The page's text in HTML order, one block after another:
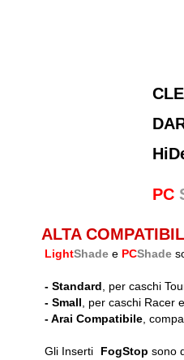
PC
ALTA
LightShade e PCShade
- Standard , per caschi
- Small , per caschi Racer
-Arai Compatibile ,
Gli Inserti FogStop sono